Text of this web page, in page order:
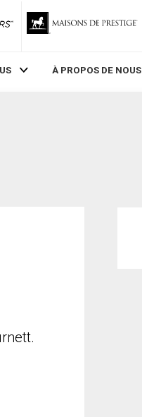
RLP
À PROPOS DE NOUS